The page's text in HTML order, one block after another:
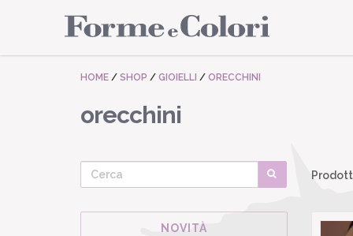
HOME / SHOP / GIOIELLI / ORECCHINI
orecchini
NOVITÀ